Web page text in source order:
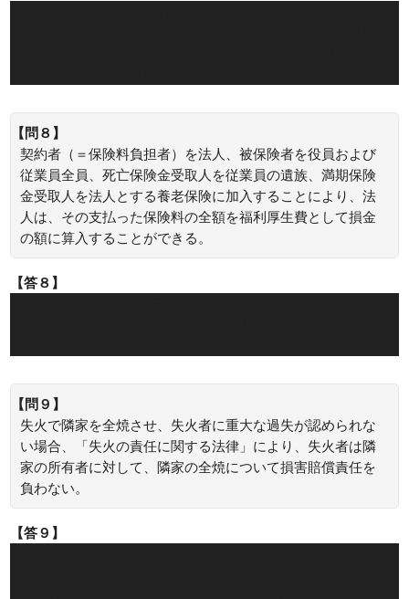
【問８】
契約者（＝保険料負担者）を法人、被保険者を役員および
従業員全員、死亡保険金受取人を従業員の遺族、満期保険
金受取人を法人とする養老保険に加入することにより、法
人は、その支払った保険料の全額を福利厚生費として損金
の額に算入することができる。
【答８】
【問９】
失火で隣家を全焼させ、失火者に重大な過失が認められな
い場合、「失火の責任に関する法律」により、失火者は隣
家の所有者に対して、隣家の全焼について損害賠償責任を
負わない。
【答９】